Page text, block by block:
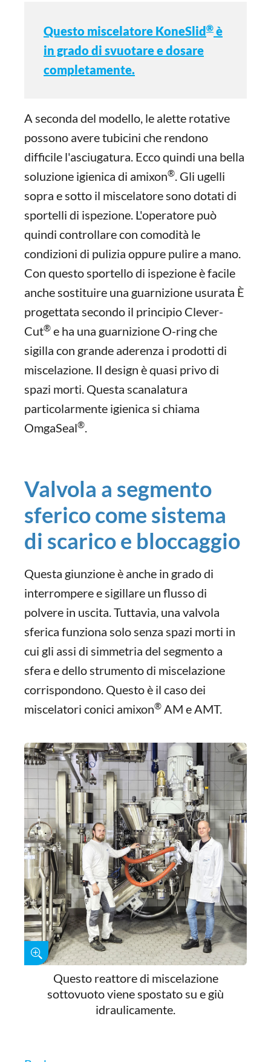
Questo miscelatore KoneSlid® è
in grado di svuotare e dosare
completamente.
A seconda del modello, le alette rotative
possono avere tubicini che rendono
difficile l'asciugatura. Ecco quindi una bella
soluzione igienica di amixon®. Gli ugelli
sopra e sotto il miscelatore sono dotati di
sportelli di ispezione. L'operatore può
quindi controllare con comodità le
condizioni di pulizia oppure pulire a mano.
Con questo sportello di ispezione è facile
anche sostituire una guarnizione usurata È
progettata secondo il principio Clever-
Cut® e ha una guarnizione O-ring che
sigilla con grande aderenza i prodotti di
miscelazione. Il design è quasi privo di
spazi morti. Questa scanalatura
particolarmente igienica si chiama
OmgaSeal®.
Valvola a segmento
sferico come sistema
di scarico e bloccaggio
Questa giunzione è anche in grado di
interrompere e sigillare un flusso di
polvere in uscita. Tuttavia, una valvola
sferica funziona solo senza spazi morti in
cui gli assi di simmetria del segmento a
sfera e dello strumento di miscelazione
corrispondono. Questo è il caso dei
miscelatori conici amixon® AM e AMT.
Questo reattore di miscelazione
sottovuoto viene spostato su e giù
idraulicamente.